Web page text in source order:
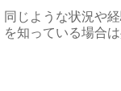
同じような状況や
を知っている場合